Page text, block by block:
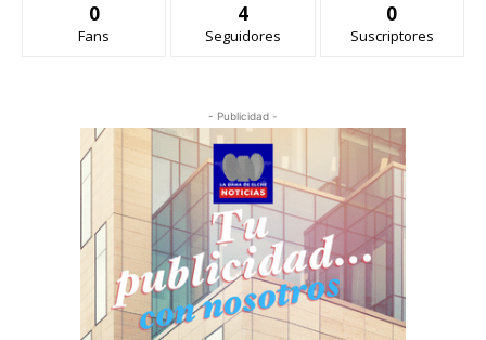
0
Fans
4
Seguidores
0
Suscriptores
- Publicidad -